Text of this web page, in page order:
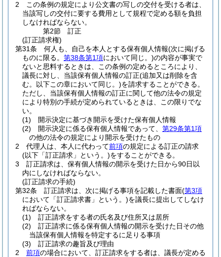
2
この条例の規定により公文書の写しの交付を受ける者は、
当該写しの交付に要する費用として規程で定める額を負担
しなければならない。
第2節
訂正
(訂正請求権)
第31条
何人も、自己を本人とする保有個人情報(次に掲げる
ものに限る。 第38条第1項において同じ。)の内容が事実で
ないと思料するときは、この条例の定めるところにより、
議長に対し、当該保有個人情報の訂正(追加又は削除を含
む。以下この章において同じ。)を請求することができる。
ただし、当該保有個人情報の訂正に関して他の法令の規定
により特別の手続が定められているときは、この限りでな
い。
(1)
開示決定に基づき開示を受けた保有個人情報
(2)
開示決定に係る保有個人情報であって、 第29条第1項
の他の法令の規定により開示を受けたもの
2
代理人は、本人に代わって前項の規定による訂正の請求
(以下「訂正請求」という。)をすることができる。
3
訂正請求は、保有個人情報の開示を受けた日から90日以
内にしなければならない。
(訂正請求の手続)
第32条
訂正請求は、次に掲げる事項を記載した書面(第3項
において「訂正請求書」という。)を議長に提出してしなけ
ればならない。
(1)
訂正請求をする者の氏名及び住所又は居所
(2)
訂正請求に係る保有個人情報の開示を受けた日その他
当該保有個人情報を特定するに足りる事項
(3)
訂正請求の趣旨及び理由
2
前項の場合において、訂正請求をする者は、議長が定める